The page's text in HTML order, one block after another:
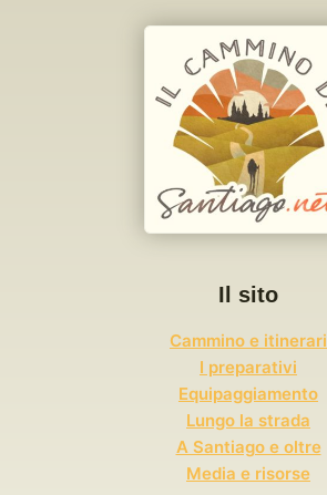
Il sito
Cammino e itinerari
I preparativi
Equipaggiamento
Lungo la strada
A Santiago e oltre
Media e risorse